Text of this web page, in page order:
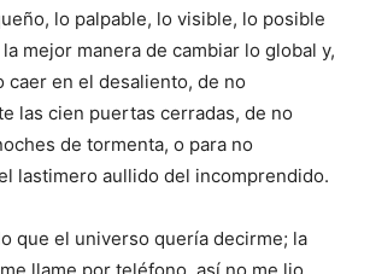
lo palpable, lo visible, lo posible
mejor manera de cambiar lo global y,
caer en el desaliento, de no
las cien puertas cerradas, de no
de tormenta, o para no
lastimero aullido del incomprendido.
que el universo quería decirme; la